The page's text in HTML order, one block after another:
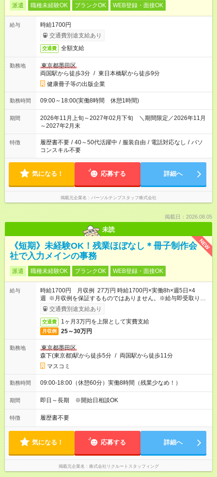
派遣 職種未経験OK ブランクOK WEB登録・面接OK
給与
時給1700円
交通費別途支給あり
交通費 全額支給
勤務地
東京都墨田区
両国駅から徒歩3分 / 東日本橋駅から徒歩9分
健康冊子等の出版企業
勤務時間 09:00～18:00(実働8時間 休憩1時間)
期間
2026年11月上旬～2027年02月下旬 ＼期間限定／2026年11月
～2027年2月末
特徴 履歴書不要 / 40～50代活躍中 / 服装自由 / 電話対応なし / パソ
コンスキル不要
気になる！ 応募する 詳細へ
掲載元企業名 パーソルテンプスタッフ株式会社
掲載日：2026.08.05
未読
NEW
《短期》未経験OK！残業ほぼなし＊冊子制作会
社で入力メインの事務
派遣 職種未経験OK ブランクOK WEB登録・面接OK
給与
時給1700円 月収例 27万円 時給1700円×実働8h×週5日×4
週 ※月収例を保証するものではありません。※給与即受取りサ
ービス利用可（利用条件有）
交通費別途支給あり
交通費 1ヶ月3万円を上限として実費支給
月収例 25～30万円
勤務地
東京都墨田区
森下(東京都)駅から徒歩5分 / 両国駅から徒歩11分
マスコミ
勤務時間 09:00-18:00（休憩60分）実働8時間（残業少なめ！）
期間 即日～長期 ※開始日相談OK
特徴 履歴書不要
気になる！ 応募する 詳細へ
掲載元企業名 株式会社リクルートスタッフィング